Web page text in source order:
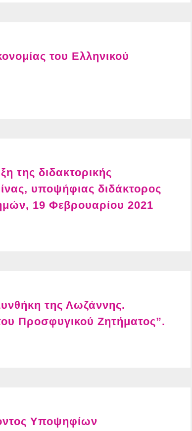
του Ελληνικού
της διδακτορικής
υποψήφιας διδάκτορος
19 Φεβρουαρίου 2021
της Λωζάννης.
Προσφυγικού Ζητήματος”.
Υποψηφίων